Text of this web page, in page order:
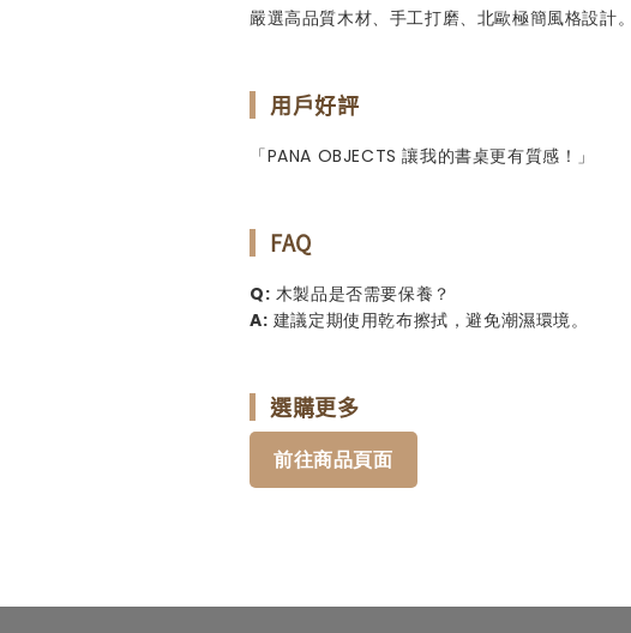
嚴選高品質木材、手工打磨、北歐極簡風格設計。
用戶好評
「PANA OBJECTS 讓我的書桌更有質感！」
FAQ
Q: 木製品是否需要保養？
A: 建議定期使用乾布擦拭，避免潮濕環境。
選購更多
前往商品頁面